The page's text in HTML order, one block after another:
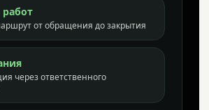
от обращения до закрытия
через ответственного